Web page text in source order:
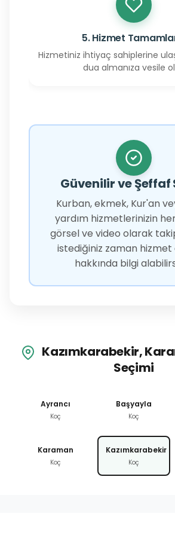
5. Hizmet
Hizmetiniz ihtiyaç sahiplerine
dua almanıza vesile
Güvenilir ve Şeffaf
Kurban, ekmek, Kur'an
yardım hizmetlerinizin her
görsel ve video olarak
istediğiniz zaman hizmet
hakkında bilgi
Kazımkarabekir,
Seçimi
Ayrancı
Koç
Başyayla
Koç
Karaman
Koç
Kazımkarabekir
Koç